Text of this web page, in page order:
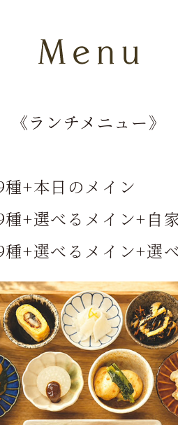
《ランチメニュー》
種+本日のメイン
種+選べるメイン+自
種+選べるメイン+選